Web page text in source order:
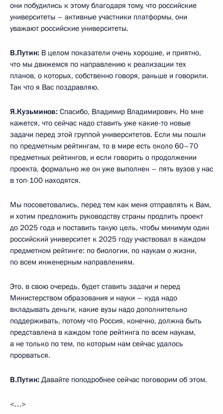
они побудились к этому благодаря тому, что российские
университеты – активные участники платформы, они
уважают российские университеты.
В.Путин: В целом показатели очень хорошие, и приятно,
что мы движемся по направлению к реализации тех
планов, о которых, собственно говоря, раньше и говорили.
Так что я Вас поздравляю.
Я.Кузьминов: Спасибо, Владимир Владимирович. Но мне
кажется, что сейчас надо ставить уже какие-то новые
задачи перед этой группой университетов. Если мы пошли
по предметным рейтингам, то в мире есть около 60–70
предметных рейтингов, и если говорить о продолжении
проекта, формально же он уже выполнен – пять вузов у нас
в топ-100 находятся.
Мы посоветовались, перед тем как меня отправлять к Вам,
и хотим предложить руководству страны продлить проект
до 2025 года и поставить такую цель, чтобы минимум один
российский университет к 2025 году участвовал в каждом
предметном рейтинге: по биологии, по наукам о жизни,
по всем инженерным направлениям.
Это, в свою очередь, будет ставить задачи и перед
Министерством образования и науки – куда надо
вкладывать деньги, какие вузы надо дополнительно
поддерживать, потому что Россия, конечно, должна быть
представлена в каждом топе рейтинга по всем наукам,
а не только по тем, по которым нам сейчас удалось
прорваться.
В.Путин: Давайте поподробнее сейчас поговорим об этом.
<…>